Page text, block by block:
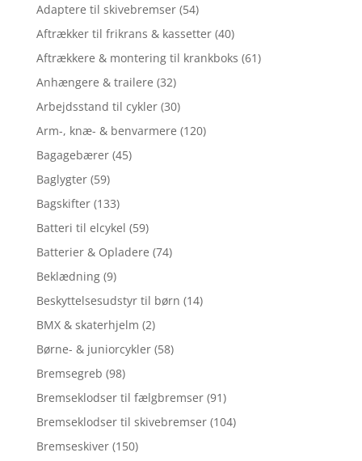
Adaptere til skivebremser (54)
Aftrækker til frikrans & kassetter (40)
Aftrækkere & montering til krankboks (61)
Anhængere & trailere (32)
Arbejdsstand til cykler (30)
Arm-, knæ- & benvarmere (120)
Bagagebærer (45)
Baglygter (59)
Bagskifter (133)
Batteri til elcykel (59)
Batterier & Opladere (74)
Beklædning (9)
Beskyttelsesudstyr til børn (14)
BMX & skaterhjelm (2)
Børne- & juniorcykler (58)
Bremsegreb (98)
Bremseklodser til fælgbremser (91)
Bremseklodser til skivebremser (104)
Bremseskiver (150)